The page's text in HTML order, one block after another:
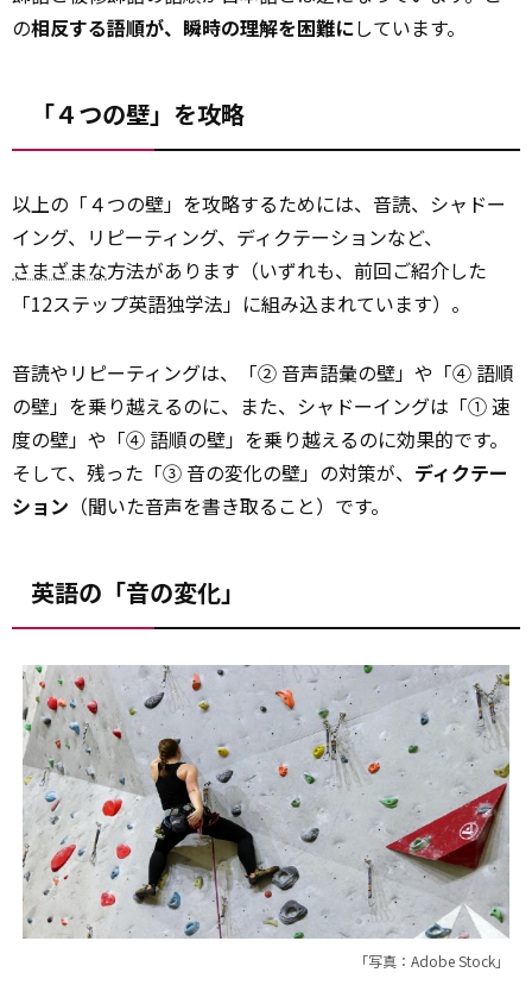
の相反する語順が、瞬時の理解を困難にしています。
「４つの壁」を攻略
以上の「４つの壁」を攻略するためには、音読、シャドー
イング、リピーティング、ディクテーションなど、
さまざまな方法があります（いずれも、前回ご紹介した
「12ステップ英語独学法」に組み込まれています）。
音読やリピーティングは、「② 音声語彙の壁」や「④ 語順
の壁」を乗り越えるのに、また、シャドーイングは「① 速
度の壁」や「④ 語順の壁」を乗り越えるのに効果的です。
そして、残った「③ 音の変化の壁」の対策が、 ディクテー
ション （聞いた音声を書き取ること）です。
英語の「音の変化」
「写真：Adobe Stock」